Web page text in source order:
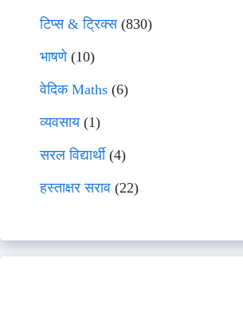
टिप्स & ट्रिक्स(830)
भाषणे(10)
वेदिक Maths (6)
व्यवसाय(1)
सरल विद्यार्थी(4)
हस्ताक्षर सराव (22)